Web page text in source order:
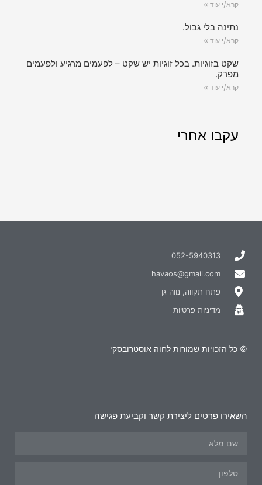
קרא/י עוד »
נתינה בלי גבול.
קרא/י עוד »
שקט בזוגיות. בכל זוגיות יש שקט – לפעמים מרגיע ולפעמים
מפרק.
קרא/י עוד »
עקבו אחרי
052-5940313
havaos@gmail.com
פתח תקווה, נווה גן
מדיניות פרטיות
© כל הזכויות שמורות לחוה אוסטרובסקי
השאירו פרטים ליצירת קשר וקביעת פגישה